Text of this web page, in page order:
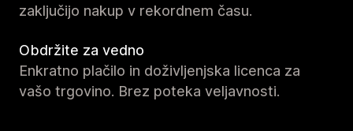
zaključijo nakup v rekordnem času.
Obdržite za vedno
Enkratno plačilo in doživljenjska licenca za
vašo trgovino. Brez poteka veljavnosti.